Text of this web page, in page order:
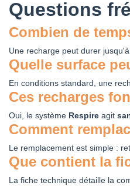
Questions
Combien de
Une recharge peut durer jusqu'à
Quelle surface
En conditions standard, une
Ces recharges
Oui, le système Respire agit
Comment
Le remplacement est simple :
Que contient la
La fiche technique détaille la